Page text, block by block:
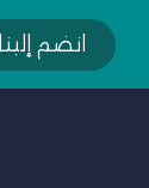
انضم إلينا